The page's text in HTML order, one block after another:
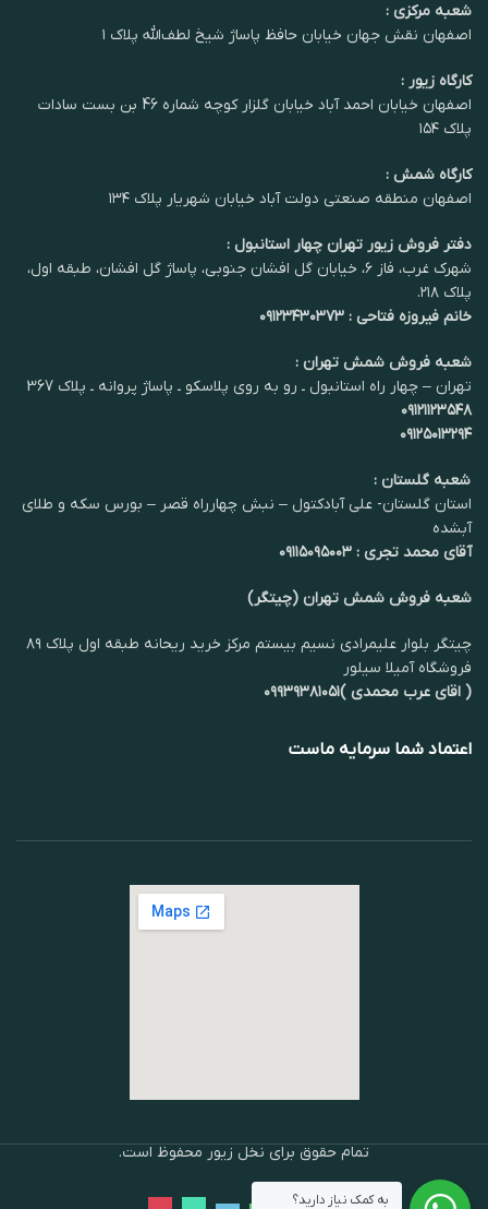
شعبه مرکزی :
اصفهان نقش جهان خیابان حافظ پاساژ شیخ لطف‌الله پلاک ۱
کارگاه زیور :
اصفهان خیابان احمد آباد خیابان گلزار کوچه شماره 46 بن بست سادات
پلاک ۱۵۴
کارگاه شمش :
اصفهان منطقه صنعتی دولت آباد خیابان شهریار پلاک ۱۳۴
دفتر فروش زیور تهران چهار استانبول :
شهرک غرب، فاز ۶، خیابان گل افشان جنوبی، پاساژ گل افشان، طبقه اول،
پلاک ۲۱۸.
خانم فیروزه فتاحی : ۰۹۱۲۳۴۳۰۳۷۳
شعبه فروش شمش تهران :
تهران – چهار راه استانبول ـ رو به روی پلاسکو ـ پاساژ پروانه ـ پلاک 367
۰۹۱۲۱۱۲۳۵۴۸
۰۹۱۲۵۰۱۳۲۹۴
شعبه گلستان :
استان گلستان- علی آبادکتول – نبش چهارراه قصر – بورس سکه و طلای
آبشده
آقای محمد تجری : ۰۹۱۱۵۰۹۵۰۰۳
شعبه فروش شمش تهران (چیتگر)
چیتگر بلوار علیمرادی نسیم بیستم مرکز خرید ریحانه طبقه اول پلاک ۸۹
فروشگاه آمیلا سیلور
( اقای عرب محمدی )۰۹۹۳۹۳۸۱۰۵۱
اعتماد شما سرمایه ماست
تمام حقوق برای نخل زیور محفوظ است.
به کمک نیاز دارید؟